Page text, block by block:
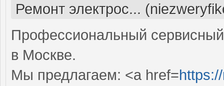
Ремонт электрос...
Профессиональный
в Москве.
Мы предлагаем: <a href=